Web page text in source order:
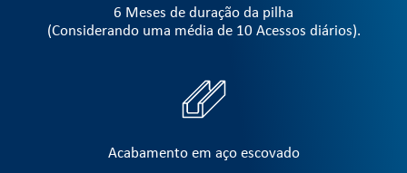
6 Meses de duração da pilha
(Considerando uma média de 10 Acessos diários).
Acabamento em aço escovado